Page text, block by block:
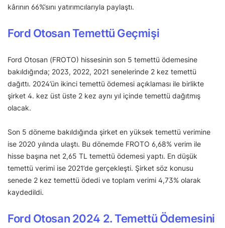
kârının 66%’sını yatırımcılarıyla paylaştı.
Ford Otosan Temettü Geçmişi
Ford Otosan (FROTO) hissesinin son 5 temettü ödemesine
bakıldığında; 2023, 2022, 2021 senelerinde 2 kez temettü
dağıttı. 2024’ün ikinci temettü ödemesi açıklaması ile birlikte
şirket 4. kez üst üste 2 kez aynı yıl içinde temettü dağıtmış
olacak.
Son 5 döneme bakıldığında şirket en yüksek temettü verimine
ise 2020 yılında ulaştı. Bu dönemde FROTO 6,68% verim ile
hisse başına net 2,65 TL temettü ödemesi yaptı. En düşük
temettü verimi ise 2021’de gerçekleşti. Şirket söz konusu
senede 2 kez temettü ödedi ve toplam verimi 4,73% olarak
kaydedildi.
Ford Otosan 2024 2. Temettü Ödemesini